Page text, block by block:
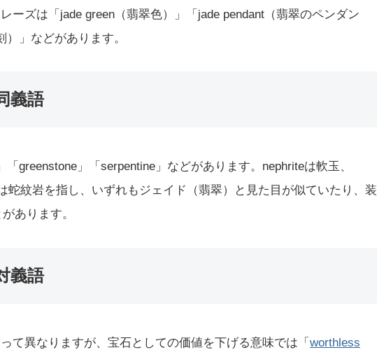
ーズは「jade green（翡翠色）」「jade pendant（翡翠のペンダン
」などがあります。
義語
「greenstone」「serpentine」などがあります。nephriteは軟玉、
蛇紋岩を指し、いずれもジェイド（翡翠）と見た目が似ていたり、装
あります。
義語
て異なりますが、宝石としての価値を下げる意味では「 worthless